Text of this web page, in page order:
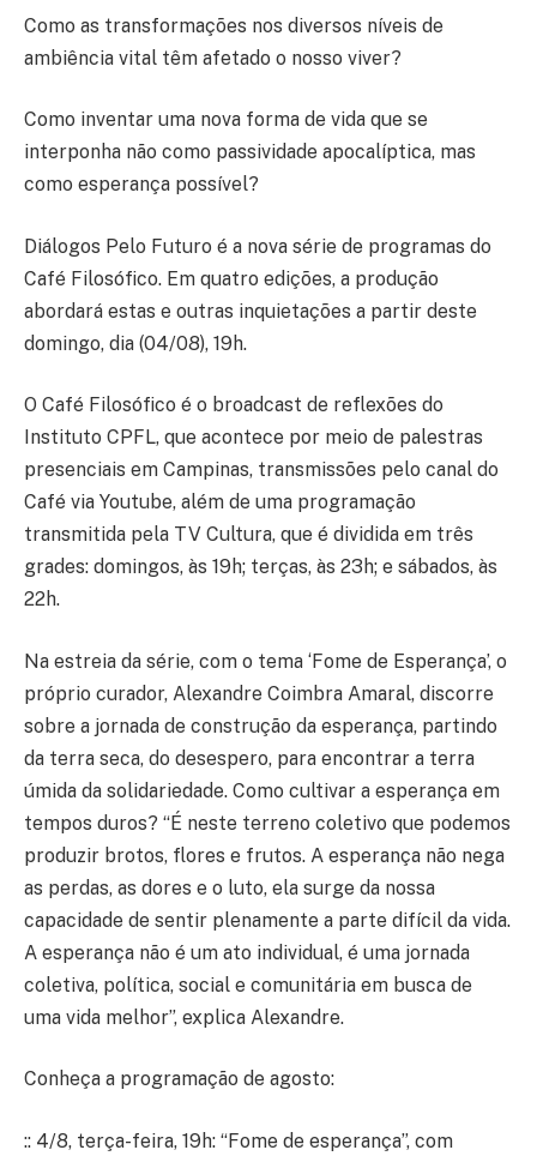
Como as transformações nos diversos níveis de
ambiência vital têm afetado o nosso viver?
Como inventar uma nova forma de vida que se
interponha não como passividade apocalíptica, mas
como esperança possível?
Diálogos Pelo Futuro é a nova série de programas do
Café Filosófico. Em quatro edições, a produção
abordará estas e outras inquietações a partir deste
domingo, dia (04/08), 19h.
O Café Filosófico é o broadcast de reflexões do
Instituto CPFL, que acontece por meio de palestras
presenciais em Campinas, transmissões pelo canal do
Café via Youtube, além de uma programação
transmitida pela TV Cultura, que é dividida em três
grades: domingos, às 19h; terças, às 23h; e sábados, às
22h.
Na estreia da série, com o tema ‘Fome de Esperança’, o
próprio curador, Alexandre Coimbra Amaral, discorre
sobre a jornada de construção da esperança, partindo
da terra seca, do desespero, para encontrar a terra
úmida da solidariedade. Como cultivar a esperança em
tempos duros? “É neste terreno coletivo que podemos
produzir brotos, flores e frutos. A esperança não nega
as perdas, as dores e o luto, ela surge da nossa
capacidade de sentir plenamente a parte difícil da vida.
A esperança não é um ato individual, é uma jornada
coletiva, política, social e comunitária em busca de
uma vida melhor”, explica Alexandre.
Conheça a programação de agosto:
:: 4/8, terça-feira, 19h: “Fome de esperança”, com